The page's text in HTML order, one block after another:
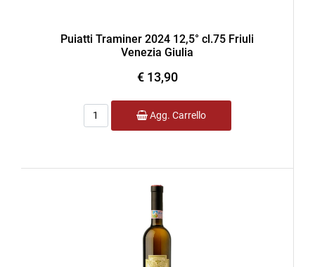
Puiatti Traminer 2024 12,5° cl.75 Friuli
Venezia Giulia
€ 13,90
Quantità
Agg. Carrello